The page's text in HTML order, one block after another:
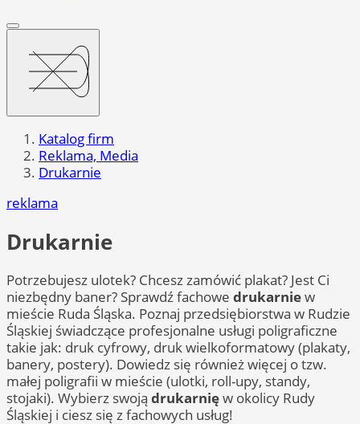
Katalog firm
Reklama, Media
Drukarnie
reklama
Drukarnie
Potrzebujesz ulotek? Chcesz zamówić plakat? Jest Ci
niezbędny baner? Sprawdź fachowe drukarniew
mieście Ruda Śląska. Poznaj przedsiębiorstwa w Rudzie
Śląskiej świadczące profesjonalne usługi poligraficzne
takie jak: druk cyfrowy, druk wielkoformatowy (plakaty,
banery, postery). Dowiedz się również więcej o tzw.
małej poligrafii w mieście (ulotki, roll-upy, standy,
stojaki). Wybierz swoją drukarnięw okolicy Rudy
Śląskiej i ciesz się z fachowych usług!